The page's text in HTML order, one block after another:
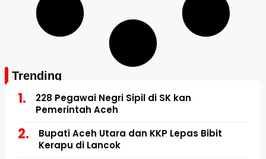
Trending
228 Pegawai Negri Sipil di SK kan
Pemerintah Aceh
Bupati Aceh Utara dan KKP Lepas Bibit
Kerapu di Lancok